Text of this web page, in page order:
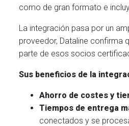
como de gran formato e
La integración pasa por un
proveedor, Dataline confirma
parte de esos socios
Sus beneficios de la
Ahorro de costes y
Tiempos de entrega
conectados y se